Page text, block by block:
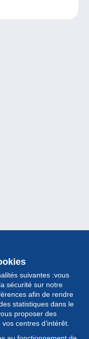
objets de
suivantes :vous
sécurité sur notre
afin de rendre
statistiques dans le
proposer des
centres d’intérêt.